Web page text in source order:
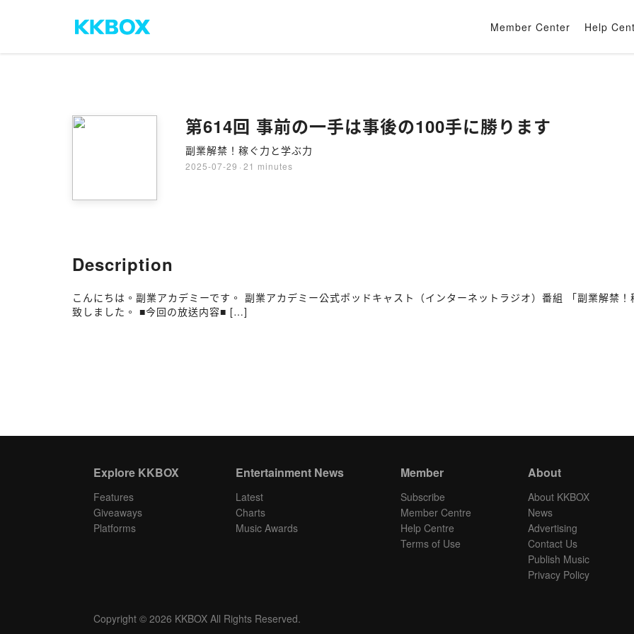
Member Center Help
第614回 事前の一手は事後の100手に勝ります
副業解禁！稼ぐ力と学ぶ力
2025-07-29 · 21 minutes
Description
こんにちは。副業アカデミーです。 副業アカデミー公式ポッドキャスト（インターネットラジオ）番組 「副業解禁
致しました。 ■今回の放送内容■ […]
Explore KKBOX
Features
Giveaways
Platforms
Entertainment News
Latest
Charts
Music Awards
Member
Subscribe
Member Centre
Help Centre
Terms of Use
About
About KKBOX
News
Advertising
Contact Us
Publish Music
Privacy Policy
Copyright © 2026 KKBOX All Rights Reserved.